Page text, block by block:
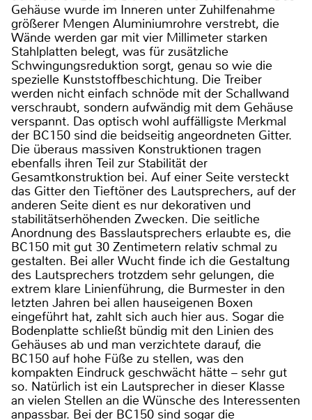
Gehäuse wurde im Inneren unter Zuhilfenahme
größerer Mengen Aluminiumrohre verstrebt, die
Wände werden gar mit vier Millimeter starken
Stahlplatten belegt, was für zusätzliche
Schwingungsreduktion sorgt, genau so wie die
spezielle Kunststoffbeschichtung. Die Treiber
werden nicht einfach schnöde mit der Schallwand
verschraubt, sondern aufwändig mit dem Gehäuse
verspannt. Das optisch wohl auffälligste Merkmal
der BC150 sind die beidseitig angeordneten Gitter.
Die überaus massiven Konstruktionen tragen
ebenfalls ihren Teil zur Stabilität der
Gesamtkonstruktion bei. Auf einer Seite versteckt
das Gitter den Tieftöner des Lautsprechers, auf der
anderen Seite dient es nur dekorativen und
stabilitätserhöhenden Zwecken. Die seitliche
Anordnung des Basslautsprechers erlaubte es, die
BC150 mit gut 30 Zentimetern relativ schmal zu
gestalten. Bei aller Wucht finde ich die Gestaltung
des Lautsprechers trotzdem sehr gelungen, die
extrem klare Linienführung, die Burmester in den
letzten Jahren bei allen hauseigenen Boxen
eingeführt hat, zahlt sich auch hier aus. Sogar die
Bodenplatte schließt bündig mit den Linien des
Gehäuses ab und man verzichtete darauf, die
BC150 auf hohe Füße zu stellen, was den
kompakten Eindruck geschwächt hätte – sehr gut
so. Natürlich ist ein Lautsprecher in dieser Klasse
an vielen Stellen an die Wünsche des Interessenten
anpassbar. Bei der BC150 sind sogar die